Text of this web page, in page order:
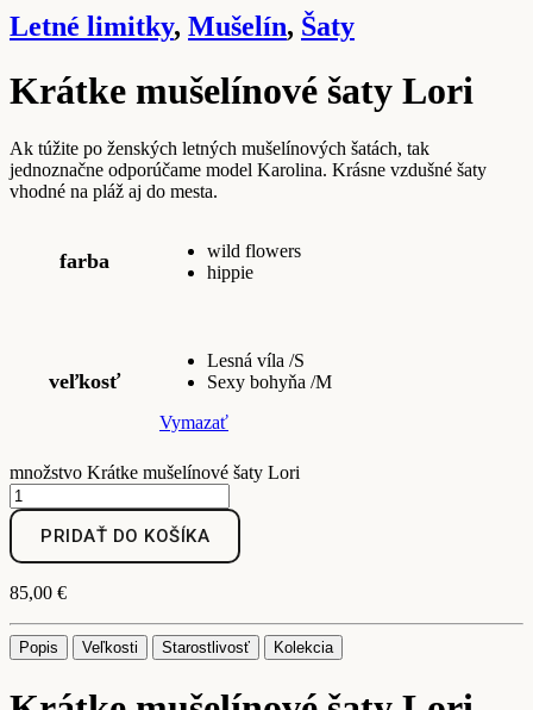
Letné limitky, Mušelín, Šaty
Krátke mušelínové šaty Lori
Ak túžite po ženských letných mušelínových šatách, tak
jednoznačne odporúčame model Karolina. Krásne vzdušné šaty
vhodné na pláž aj do mesta.
farba
wild flowers
hippie
veľkosť
Lesná víla /S
Sexy bohyňa /M
Vymazať
množstvo Krátke mušelínové šaty Lori
PRIDAŤ DO KOŠÍKA
85,00 €
Popis Veľkosti Starostlivosť Kolekcia